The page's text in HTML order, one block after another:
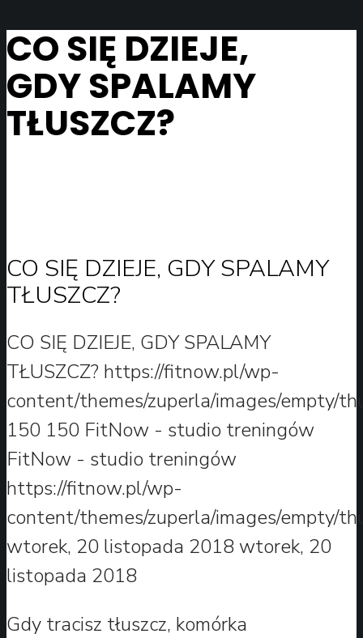
CO SIĘ DZIEJE,
GDY SPALAMY
TŁUSZCZ?
CO SIĘ DZIEJE, GDY SPALAMY
TŁUSZCZ?
CO SIĘ DZIEJE, GDY SPALAMY
TŁUSZCZ? https://fitnow.pl/wp-
content/themes/zuperla/images/empty/
150 150 FitNow - studio treningów
FitNow - studio treningów
https://fitnow.pl/wp-
content/themes/zuperla/images/empty/
wtorek, 20 listopada 2018 wtorek, 20
listopada 2018
Gdy tracisz tłuszcz, komórka